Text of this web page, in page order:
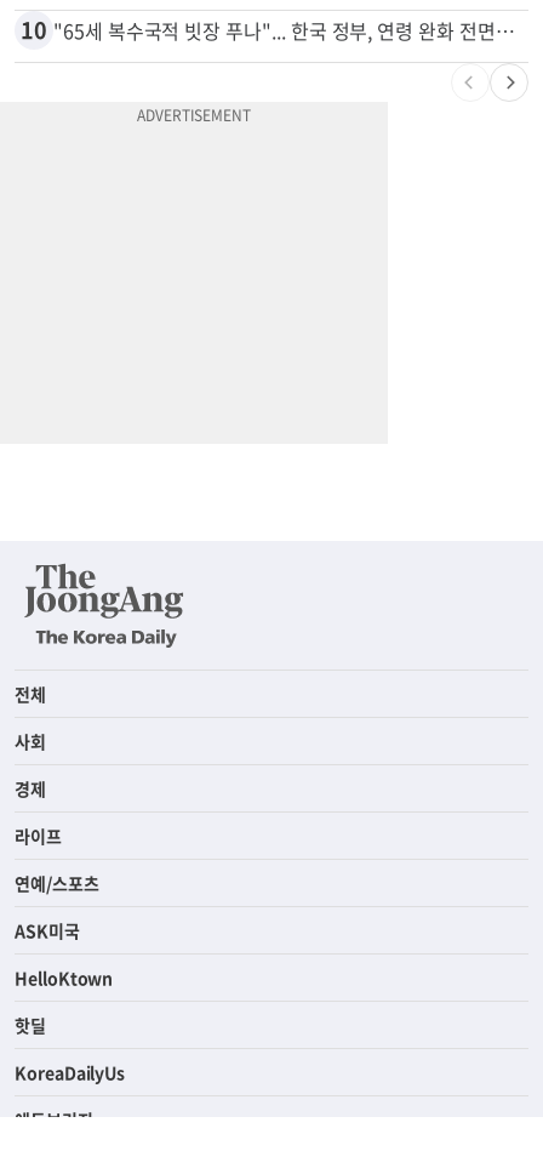
9 변호사시험 중 심정지 온 한인, 뉴욕주 제소
"65세 복수국적 빗장 푸나"... 한국 정부, 연령 완화 전면 추진
전체
사회
경제
라이프
연예/스포츠
ASK미국
HelloKtown
핫딜